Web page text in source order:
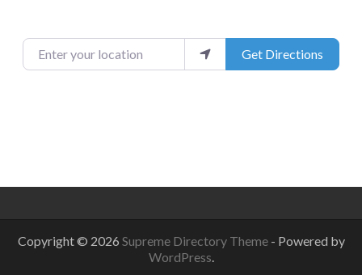
Enter your location
Get Directions
Copyright © 2026 Supreme Directory Theme - Powered by
WordPress.